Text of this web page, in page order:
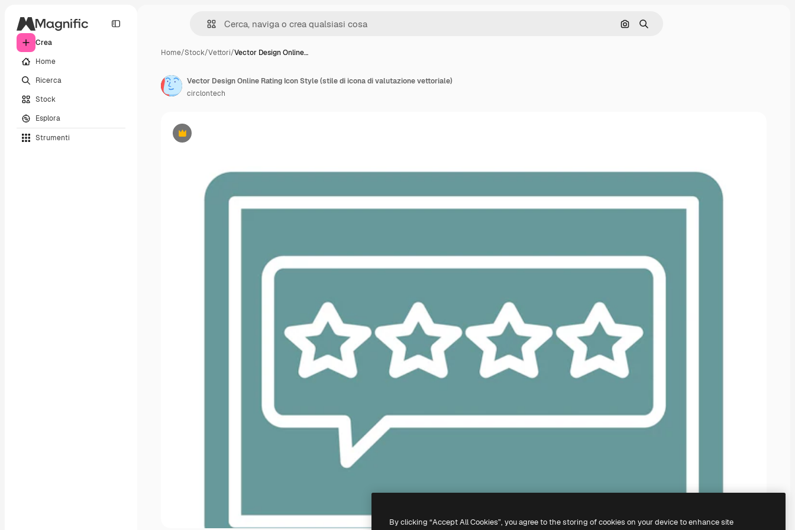
Crea
Home
Ricerca
Stock
Esplora
Strumenti
Cerca per immagine
Ricerca
Home/Stock/Vettori/Vector Design Online…
Premium
Vector Design Online Rating Icon Style (stile di icona di valutazione vettoriale)
circlontech
By clicking “Accept All Cookies”, you agree to the storing of cookies on your device to enhance site